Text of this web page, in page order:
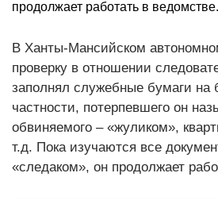
продолжает работать в ведомстве.
В Ханты-Мансийском
проверку в отношении
заполнял служебные бумаги на
частности, потерпевшего он
обвиняемого – «жуликом»,
т.д. Пока изучаются все
«следаком», он продолжает